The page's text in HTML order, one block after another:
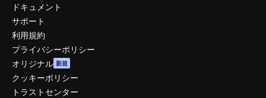
ドキュメント
サポート
利用規約
プライバシーポリシー
オリジナル 新規
クッキーポリシー
トラストセンター